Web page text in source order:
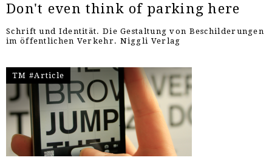
Don't even think of parking here
Schrift und Identität. Die Gestaltung von Beschilderungen
im öffentlichen Verkehr. Niggli Verlag
TM #Article